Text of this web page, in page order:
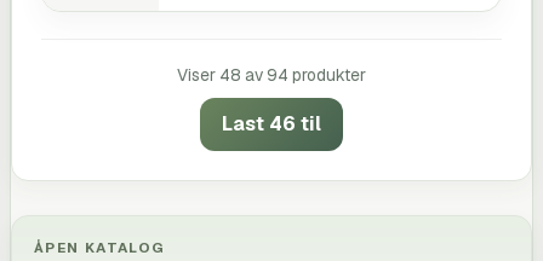
ÅPEN KATALOG
Viser 48 av 94 produkter
Last 46 til